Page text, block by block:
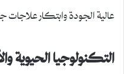
عالية الجودة وابتكار علاجات
التكنولوجيا الحيوية